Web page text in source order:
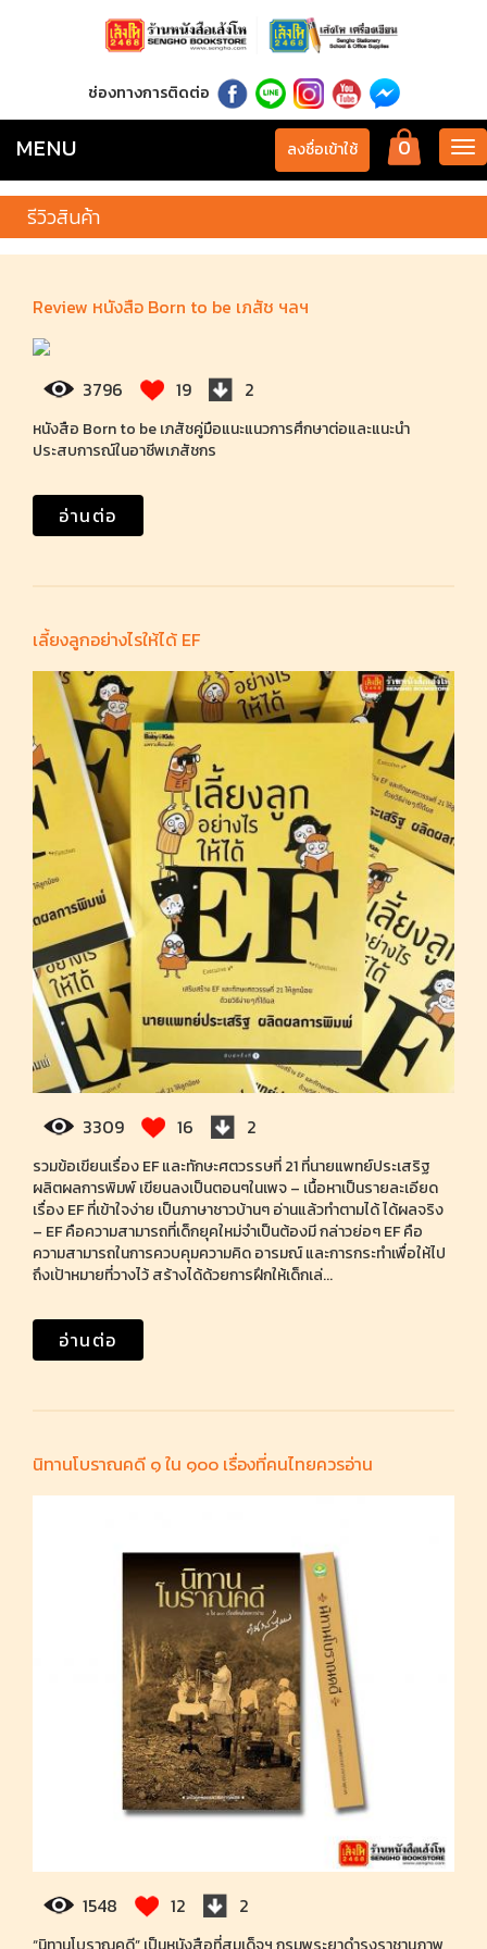
ช่องทางการติดต่อ
0
ลงชื่อเข้าใช้
MENU
รีวิวสินค้า
Review หนังสือ Born to be เภสัช ฯลฯ
3796 19 2
หนังสือ Born to be เภสัชคู่มือแนะแนวการศึกษาต่อและแนะนำ
ประสบการณ์ในอาชีพเภสัชกร
อ่านต่อ
เลี้ยงลูกอย่างไรให้ได้ EF
3309 16 2
รวมข้อเขียนเรื่อง EF และทักษะศตวรรษที่ 21 ที่นายแพทย์ประเสริฐ
ผลิตผลการพิมพ์ เขียนลงเป็นตอนๆในเพจ – เนื้อหาเป็นรายละเอียด
เรื่อง EF ที่เข้าใจง่าย เป็นภาษาชาวบ้านๆ อ่านแล้วทำตามได้ ได้ผลจริง
– EF คือความสามารถที่เด็กยุคใหม่จำเป็นต้องมี กล่าวย่อๆ EF คือ
ความสามารถในการควบคุมความคิด อารมณ์ และการกระทำเพื่อให้ไป
ถึงเป้าหมายที่วางไว้ สร้างได้ด้วยการฝึกให้เด็กเล่...
อ่านต่อ
นิทานโบราณคดี ๑ ใน ๑๐๐ เรื่องที่คนไทยควรอ่าน
1548 12 2